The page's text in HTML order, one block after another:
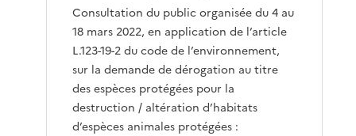
Consultation du public organisée du 4 au
18 mars 2022, en application de l’article
L.123-19-2 du code de l’environnement,
sur la demande de dérogation au titre
des espèces protégées pour la
destruction / altération d’habitats
d’espèces animales protégées :